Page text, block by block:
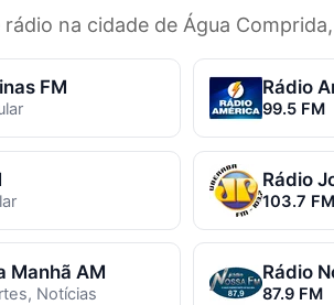
na cidade de Água
FM Rádio
99.5 FM
Rádio
103.7 FM
Manhã AM
Notícias
Rádio
87.9 FM